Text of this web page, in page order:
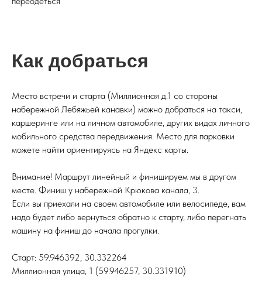
Как добраться
Место встречи и старта (Миллионная д.1 со стороны
набережной Лебяжьей канавки) можно добраться на такси,
каршеринге или на личном автомобиле, других видах личного
мобильного средства передвижения. Место для парковки
можете найти ориентируясь на Яндекс карты.
Внимание! Маршрут линейный и финишируем мы в другом
месте. Финиш у набережной Крюкова канала, 3.
Если вы приехали на своем автомобиле или велосипеде, вам
надо будет либо вернуться обратно к старту, либо перегнать
машину на финиш до начала прогулки.
Старт: 59.946392, 30.332264
Миллионная улица, 1 (59.946257, 30.331910)